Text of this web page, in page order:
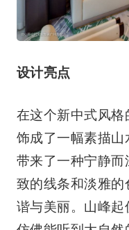
设计亮点
在这个新中式风
饰成了一幅素描山
带来了一种宁静
致的线条和淡雅的
谐与美丽。山峰起